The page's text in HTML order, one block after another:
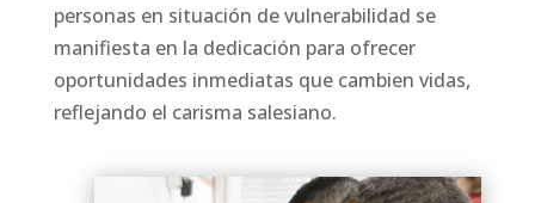
personas en situación de vulnerabilidad se
manifiesta en la dedicación para ofrecer
oportunidades inmediatas que cambien vidas,
reflejando el carisma salesiano.